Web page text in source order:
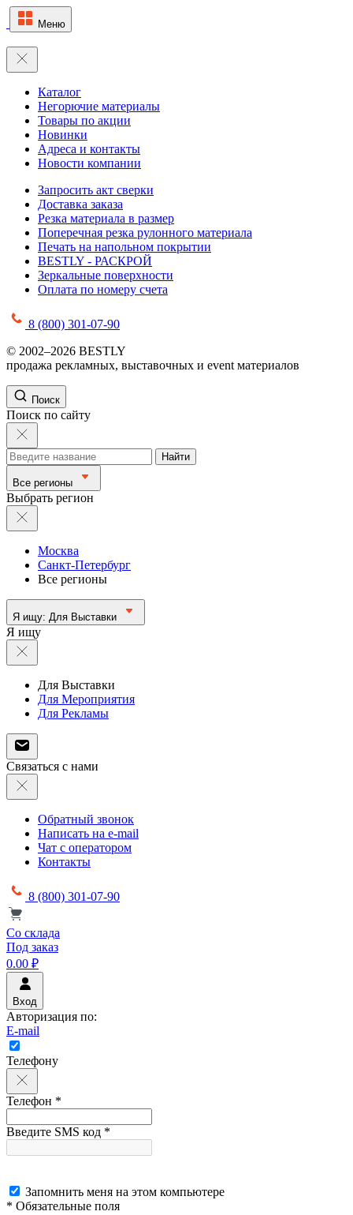
Меню
Каталог
Негорючие материалы
Товары по акции
Новинки
Адреса и контакты
Новости компании
Запросить акт сверки
Доставка заказа
Резка материала в размер
Поперечная резка рулонного материала
Печать на напольном покрытии
BESTLY - РАСКРОЙ
Зеркальные поверхности
Оплата по номеру счета
8 (800) 301-07-90
© 2002–2026 BESTLY
продажа рекламных, выставочных и event материалов
Поиск
Поиск по сайту
Найти
Все регионы
Выбрать регион
Москва
Санкт-Петербург
Все регионы
Я ищу: Для Выставки
Я ищу
Для Выставки
Для Мероприятия
Для Рекламы
Связаться с нами
Обратный звонок
Написать на e-mail
Чат с оператором
Контакты
8 (800) 301-07-90
Со склада
Под заказ
0.00 ₽
Вход
Авторизация по:
E-mail
Телефону
Телефон *
Введите SMS код *
Запомнить меня на этом компьютере
* Обязательные поля